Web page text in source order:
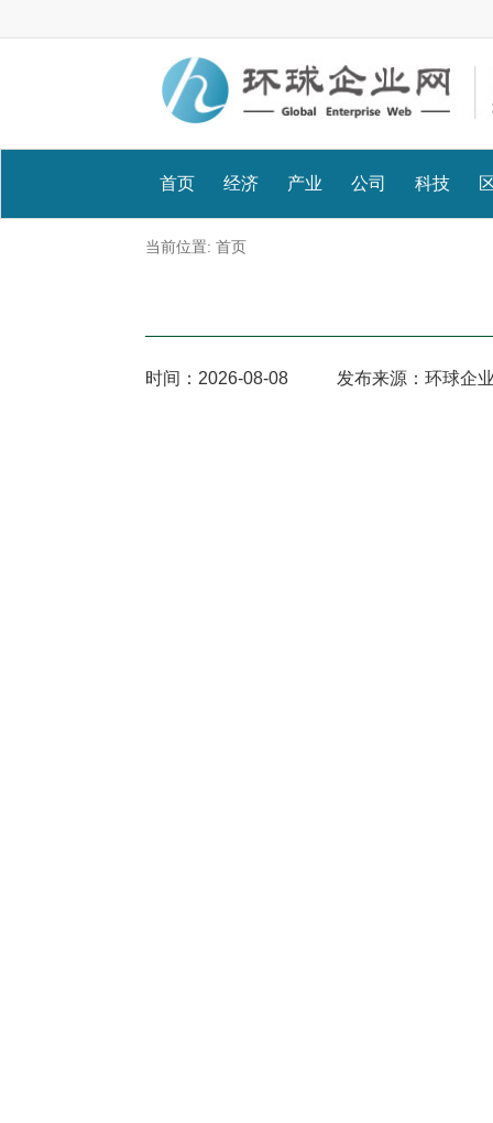
首页 经济 产业 公司 科技
当前位置: 首页
时间： 2026-08-08 发布来源：环球企